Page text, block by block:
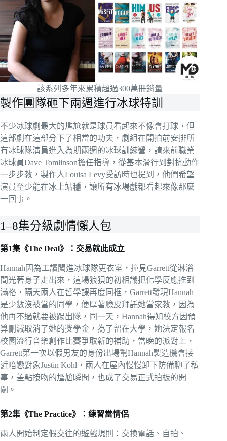
該系列多年來累積超過300萬冊銷量
製作團隊砸下兩週進行冰球特訓
不少冰球劇最大的尷尬就是球員看起來不像會打球，但
這部劇在這部分下了相當的功夫，劇組在開拍前安排所
有冰球隊演員進入為期兩週的冰球訓練營，請來前職業
冰球員Dave Tomlinson擔任指導，從基本滑行到對抗動作
一步步教，製作人Louisa Levy受訪時也提到，他們希望
演員至少能在冰上站穩，讓所有冰場戲都看起來像那麼
一回事。
1–8集分級劇情懶人包
第1集《The Deal》：交易就此成立
Hannah因為工讀闖進冰球隊更衣室，撞見Garrett從淋浴
間光著身子走出來，這場狼狽的初相識把化學反應推到
滿格，隔天兩人在哲學課再度同框，Garrett發現Hannah
是少數沒被當的同學，便厚著臉皮拜託她當家教，因為
他再不過就要被踢出隊，同一天，Hannah得知校方因預
算刪減取消了她的獎學金，為了留在大學，她決定報名
校園流行音樂創作比賽爭取新的補助，當晚的派對上，
Garrett第一次以假男友的身份出場幫Hannah製造機會接
近暗戀對象Justin Kohl，兩人在屋內慢慢卸下防備聊了私
事，差點接吻的尷尬瞬間，也成了交易正式拍板的開
關。
第2集《The Practice》：練習當情侶
兩人開始制定假交往的遊戲規則：交換電話、自拍、